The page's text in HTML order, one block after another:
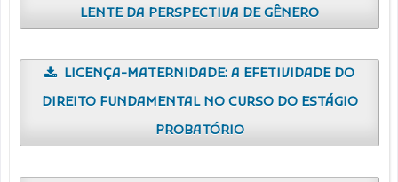
LENTE DA PERSPECTIVA DE GÊNERO
LICENÇA-MATERNIDADE: A EFETIVIDADE DO
DIREITO FUNDAMENTAL NO CURSO DO ESTÁGIO
PROBATÓRIO